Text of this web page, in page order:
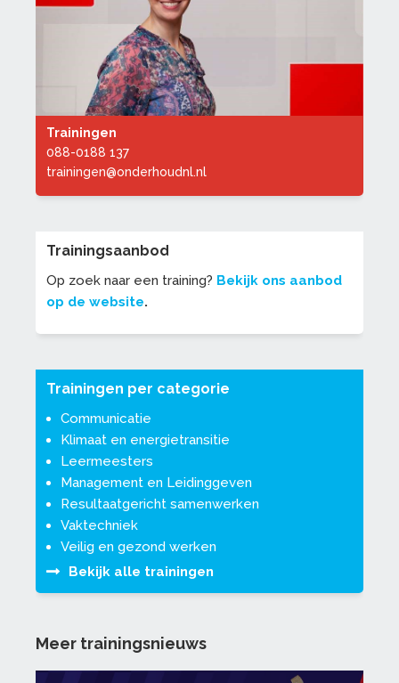
Trainingen
088-0188 137
trainingen@onderhoudnl.nl
Trainingsaanbod
Op zoek naar een training? Bekijk ons aanbod
op de website.
Trainingen per categorie
Communicatie
Klimaat en energietransitie
Leermeesters
Management en Leidinggeven
Resultaatgericht samenwerken
Vaktechniek
Veilig en gezond werken
Bekijk alle trainingen
Meer trainingsnieuws